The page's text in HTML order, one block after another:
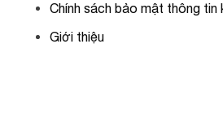
Chính sách bảo mật thông tin
Giới thiệu